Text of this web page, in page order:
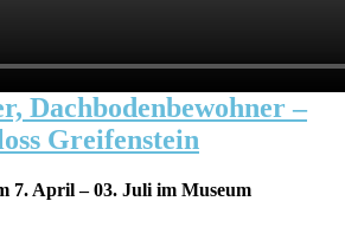
Dachbodenbewohner –
Greifenstein
7. April – 03. Juli im Museum